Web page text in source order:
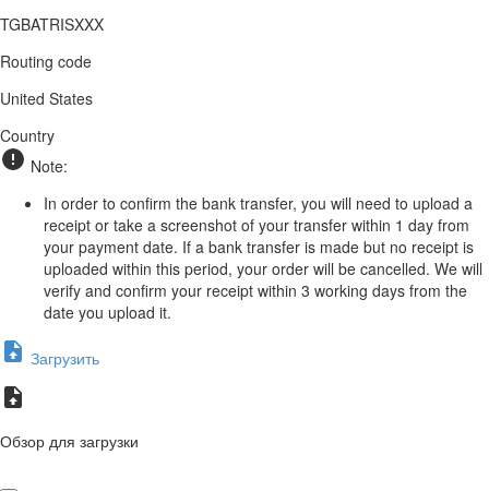
TGBATRISXXX
Routing code
United States
Country
Note:
In order to confirm the bank transfer, you will need to upload a
receipt or take a screenshot of your transfer within 1 day from
your payment date. If a bank transfer is made but no receipt is
uploaded within this period, your order will be cancelled. We will
verify and confirm your receipt within 3 working days from the
date you upload it.
Загрузить
Обзор для загрузки